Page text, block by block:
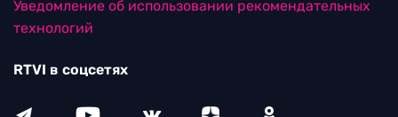
Уведомление об использовании рекомендательных
технологий
RTVI в соцсетях